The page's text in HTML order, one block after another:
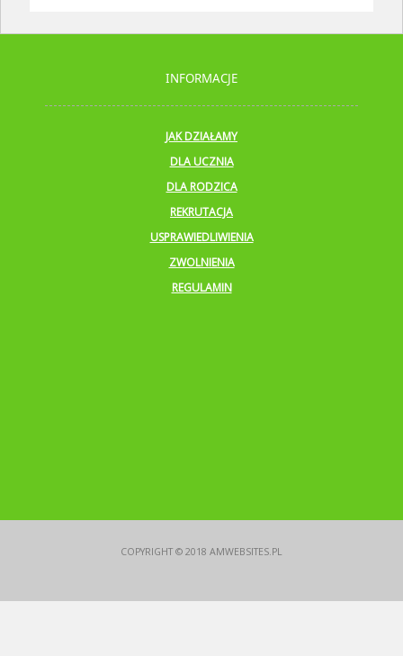
INFORMACJE
JAK DZIAŁAMY
DLA UCZNIA
DLA RODZICA
REKRUTACJA
USPRAWIEDLIWIENIA
ZWOLNIENIA
REGULAMIN
COPYRIGHT © 2018 AMWEBSITES.PL